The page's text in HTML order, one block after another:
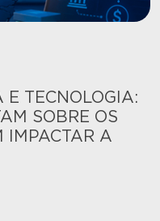
E TECNOLOGIA:
SOBRE OS
IMPACTAR A